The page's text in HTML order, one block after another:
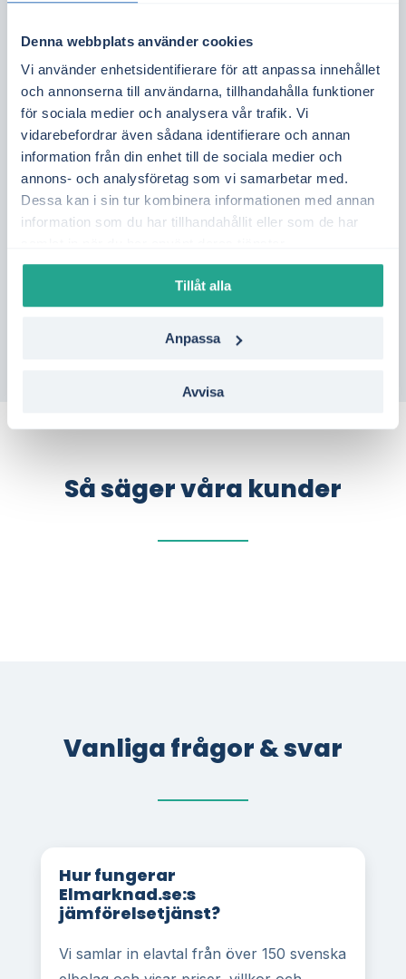
Denna webbplats använder cookies
Vi använder enhetsidentifierare för att anpassa innehållet
och annonserna till användarna, tillhandahålla funktioner
för sociala medier och analysera vår trafik. Vi
vidarebefordrar även sådana identifierare och annan
information från din enhet till de sociala medier och
annons- och analysföretag som vi samarbetar med.
Dessa kan i sin tur kombinera informationen med annan
information som du har tillhandahållit eller som de har
Tillåt alla
Anpassa
Avvisa
elanläggning eller elbilsladdning.
Spotpriset i elområde SE4 sätts av utbud och
efterfrågan i regionen. Det påverkas bland
annat av vind- och vattenkraft, import samt
hur mycket el som kan överföras från norra
Sverige. Genom att följa elpriset dag för dag
får du bättre kontroll över din elkostnad.
Så säger våra kunder
Vanliga frågor & svar
Hur fungerar
Elmarknad.se:s
jämförelsetjänst?
Vi samlar in elavtal från över 150 svenska